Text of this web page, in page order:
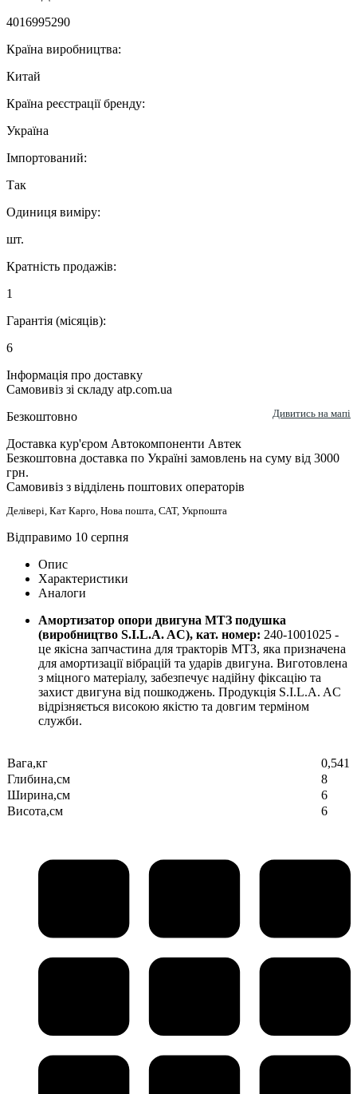
4016995290
Країна виробництва:
Китай
Країна реєстрації бренду:
Україна
Імпортований:
Так
Одиниця виміру:
шт.
Кратність продажів:
1
Гарантія (місяців):
6
Інформація про доставку
Самовивіз зі складу atp.com.ua
Безкоштовно
Дивитись на мапі
Доставка кур'єром Автокомпоненти Автек
Безкоштовна доставка по Україні замовлень на суму від 3000
грн.
Самовивіз з відділень поштових операторів
Делівері, Кат Карго, Нова пошта, САТ, Укрпошта
Відправимо 10 серпня
Опис
Характеристики
Аналоги
Амортизатор опори двигуна МТЗ подушка
(виробництво S.I.L.A. AC), кат. номер: 240-1001025 -
це якісна запчастина для тракторів МТЗ, яка призначена
для амортизації вібрацій та ударів двигуна. Виготовлена
з міцного матеріалу, забезпечує надійну фіксацію та
захист двигуна від пошкоджень. Продукція S.I.L.A. AC
відрізняється високою якістю та довгим терміном
служби.
Вага,кг
0,541
Глибина,см
8
Ширина,см
6
Висота,см
6